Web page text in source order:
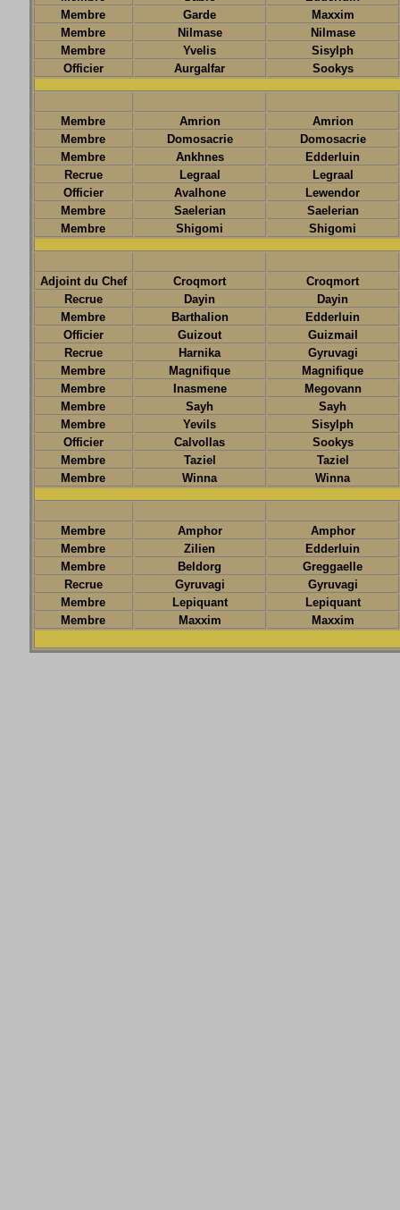
Membre
Garde
Maxxim
Membre
Nilmase
Nilmase
Membre
Yvelis
Sisylph
Officier
Aurgalfar Sookys
Membre Amrion
Amrion
Membre
Domosacrie
Domosacrie
Membre
Ankhnes
Edderluin
Recrue
Legraal
Legraal
Officier
Avalhone
Lewendor
Membre
Saelerian
Saelerian
Membre
Shigomi Shigomi
Adjoint du Chef Croqmort
Croqmort
Recrue
Dayin
Dayin
Membre
Barthalion
Edderluin
Officier
Guizout
Guizmail
Recrue
Harnika
Gyruvagi
Membre
Magnifique
Magnifique
Membre
Inasmene
Megovann
Membre
Sayh
Sayh
Membre
Yevils
Sisylph
Officier
Calvollas
Sookys
Membre
Taziel
Taziel
Membre
Winna Winna
Membre Amphor
Amphor
Membre
Zilien
Edderluin
Membre
Beldorg
Greggaelle
Recrue
Gyruvagi
Gyruvagi
Membre
Lepiquant
Lepiquant
Membre
Maxxim Maxxim